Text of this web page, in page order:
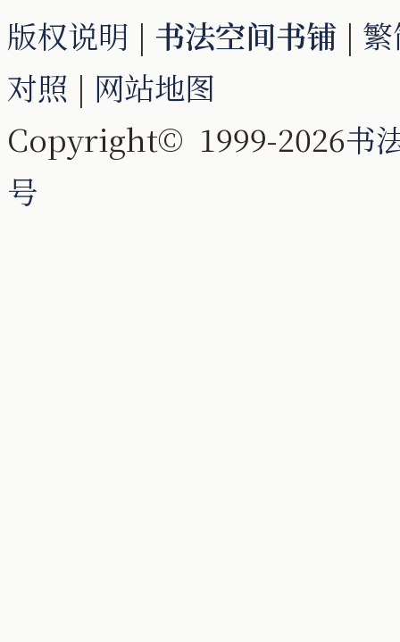
版权说明 | 书法空间书铺 |
对照 | 网站地图
Copyright© 1999-2026书
号